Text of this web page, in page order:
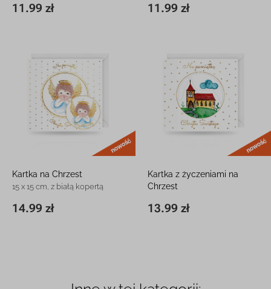
11.99 zł
11,8 x 16,3 cm 11.99 zł
11,8 x 16,3 cm
Kartka na Chrzest
15 x 15 cm, z białą kopertą
14.99 zł
15 x 15 cm
Kartka z życzeniami na
Chrzest
13.99 zł
15 x 15 cm